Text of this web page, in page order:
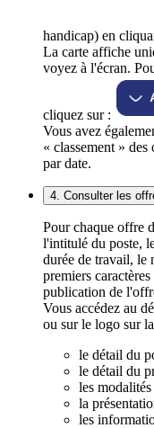
handicap) en
La carte affiche
voyez à l'écran.
cliquez sur :
Vous avez
« classement »
par date.
4. Consulter les
Pour chaque offre
l'intitulé du poste,
durée de travail, le
premiers
publication de
Vous accédez au
ou sur le logo sur
le détail du
le détail du
les
la
les